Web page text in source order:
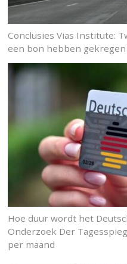
Conclusies Vias Institute:
een bon hebben gekregen
Hoe duur wordt het
Onderzoek Der
per maand